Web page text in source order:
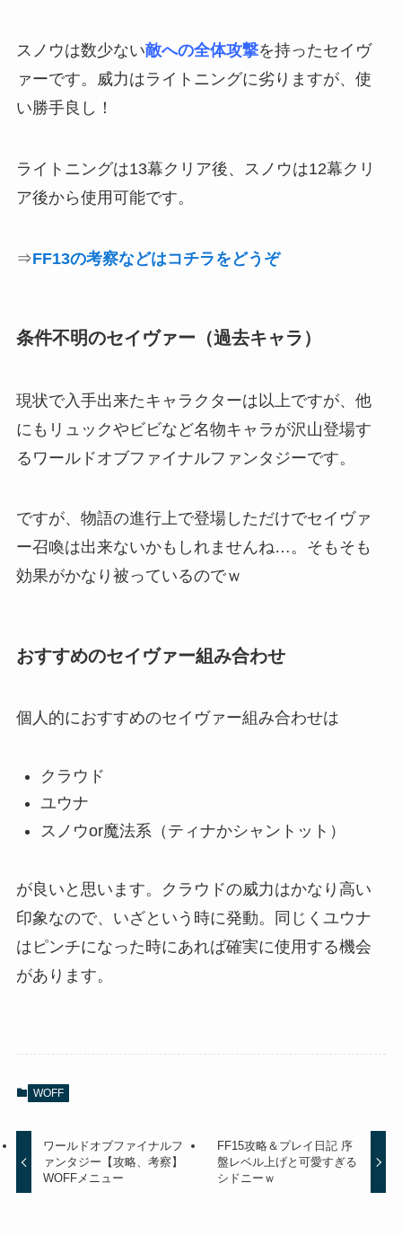
スノウは数少ない敵への全体攻撃を持ったセイヴ
ァーです。威力はライトニングに劣りますが、使
い勝手良し！
ライトニングは13幕クリア後、スノウは12幕クリ
ア後から使用可能です。
⇒FF13の考察などはコチラをどうぞ
条件不明のセイヴァー（過去キャラ）
現状で入手出来たキャラクターは以上ですが、他
にもリュックやビビなど名物キャラが沢山登場す
るワールドオブファイナルファンタジーです。
ですが、物語の進行上で登場しただけでセイヴァ
ー召喚は出来ないかもしれませんね…。そもそも
効果がかなり被っているのでｗ
おすすめのセイヴァー組み合わせ
個人的におすすめのセイヴァー組み合わせは
クラウド
ユウナ
スノウor魔法系（ティナかシャントット）
が良いと思います。クラウドの威力はかなり高い
印象なので、いざという時に発動。同じくユウナ
はピンチになった時にあれば確実に使用する機会
があります。
WOFF
ワールドオブファイナルフ
ァンタジー【攻略、考察】
WOFFメニュー
FF15攻略＆プレイ日記 序
盤レベル上げと可愛すぎる
シドニーｗ